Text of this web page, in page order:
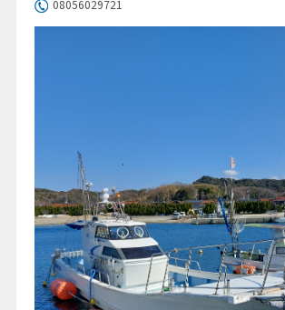
08056029721